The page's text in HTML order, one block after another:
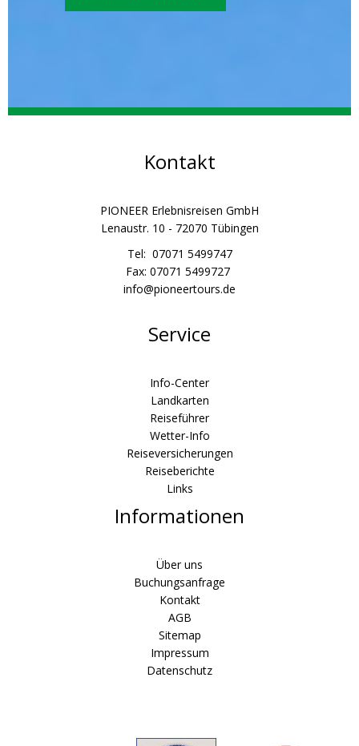
Kontakt
PIONEER Erlebnisreisen GmbH
Lenaustr. 10 - 72070 Tübingen
Tel: 07071 5499747
Fax: 07071 5499727
info@pioneertours.de
Service
Info-Center
Landkarten
Reiseführer
Wetter-Info
Reiseversicherungen
Reiseberichte
Links
Informationen
Über uns
Buchungsanfrage
Kontakt
AGB
Sitemap
Impressum
Datenschutz